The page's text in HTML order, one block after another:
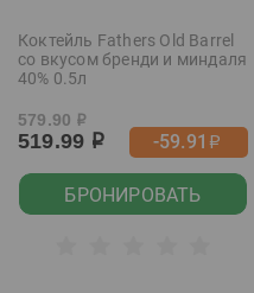
Коктейль Fathers Old Barrel
со вкусом бренди и миндаля
40% 0.5л
579.90 р
519.99 р -59.91 р
БРОНИРОВАТЬ